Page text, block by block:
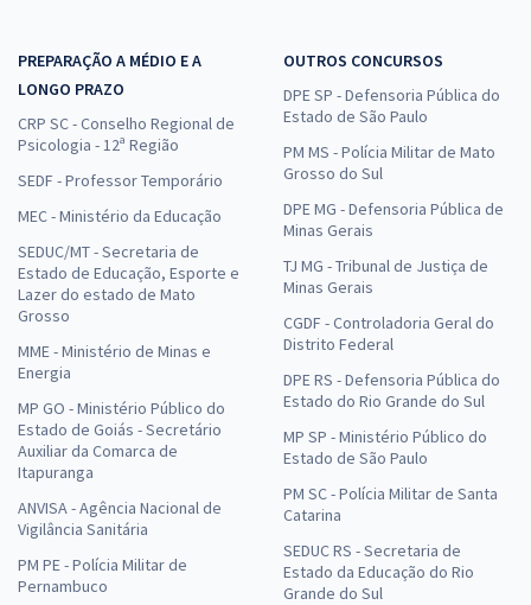
PREPARAÇÃO A MÉDIO E A
LONGO PRAZO
CRP SC - Conselho Regional de
Psicologia - 12ª Região
SEDF - Professor Temporário
MEC - Ministério da Educação
SEDUC/MT - Secretaria de
Estado de Educação, Esporte e
Lazer do estado de Mato
Grosso
MME - Ministério de Minas e
Energia
MP GO - Ministério Público do
Estado de Goiás - Secretário
Auxiliar da Comarca de
Itapuranga
ANVISA - Agência Nacional de
Vigilância Sanitária
PM PE - Polícia Militar de
Pernambuco
OUTROS CONCURSOS
DPE SP - Defensoria Pública do
Estado de São Paulo
PM MS - Polícia Militar de Mato
Grosso do Sul
DPE MG - Defensoria Pública de
Minas Gerais
TJ MG - Tribunal de Justiça de
Minas Gerais
CGDF - Controladoria Geral do
Distrito Federal
DPE RS - Defensoria Pública do
Estado do Rio Grande do Sul
MP SP - Ministério Público do
Estado de São Paulo
PM SC - Polícia Militar de Santa
Catarina
SEDUC RS - Secretaria de
Estado da Educação do Rio
Grande do Sul